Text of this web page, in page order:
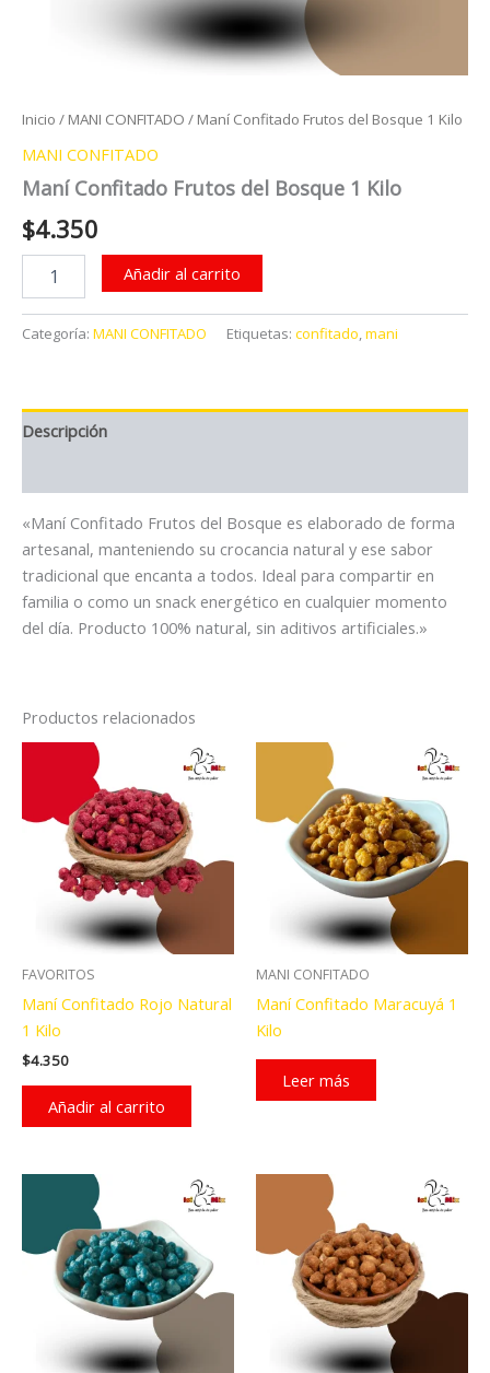
Inicio / MANI CONFITADO / Maní Confitado Frutos del Bosque 1 Kilo
MANI CONFITADO
Maní Confitado Frutos del Bosque 1 Kilo
$4.350
Confitado
del
cantidad
Añadir al carrito
Categoría: MANI CONFITADO Etiquetas: confitado,mani
Descripción
«Maní Confitado Frutos del Bosque es elaborado de forma
artesanal, manteniendo su crocancia natural y ese sabor
tradicional que encanta a todos. Ideal para compartir en
familia o como un snack energético en cualquier momento
del día. Producto 100% natural, sin aditivos artificiales.»
Productos relacionados
FAVORITOS
Maní Confitado Rojo Natural
1 Kilo
$4.350
Añadir al carrito
MANI CONFITADO
Maní Confitado Maracuyá 1
Kilo
Leer más